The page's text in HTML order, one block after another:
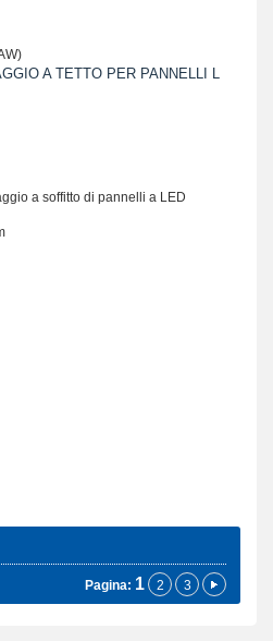
A TETTO PER PANNELLI L
a soffitto di pannelli a LED
Pagina: 1 2 3